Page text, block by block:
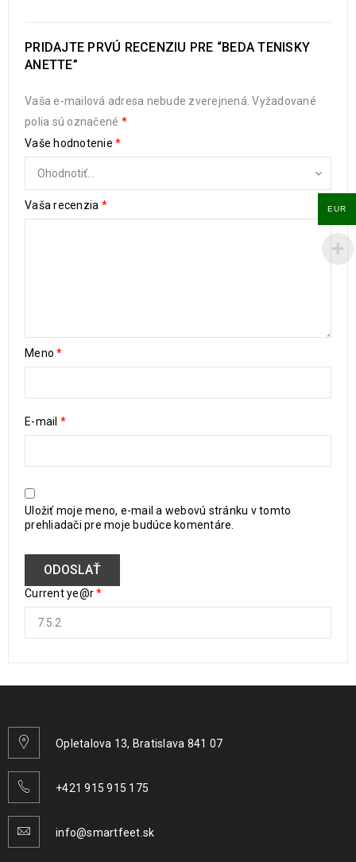
PRIDAJTE PRVÚ RECENZIU PRE “BEDA TENISKY
ANETTE”
Vaša e-mailová adresa nebude zverejnená. Vyžadované
polia sú označené *
Vaše hodnotenie *
Vaša recenzia *
Meno*
E-mail *
Uložiť moje meno, e-mail a webovú stránku v tomto
prehliadači pre moje budúce komentáre.
Current ye@r*
Opletalova 13, Bratislava 841 07
+421 915 915 175
info@smartfeet.sk
EUR